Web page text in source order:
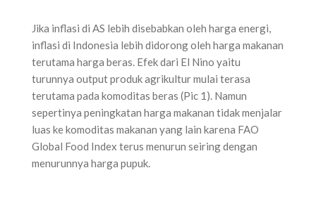
Jika inflasi di AS lebih disebabkan oleh harga energi,
inflasi di Indonesia lebih didorong oleh harga makanan
terutama harga beras. Efek dari El Nino yaitu
turunnya output produk agrikultur mulai terasa
terutama pada komoditas beras (Pic 1). Namun
sepertinya peningkatan harga makanan tidak menjalar
luas ke komoditas makanan yang lain karena FAO
Global Food Index terus menurun seiring dengan
menurunnya harga pupuk.